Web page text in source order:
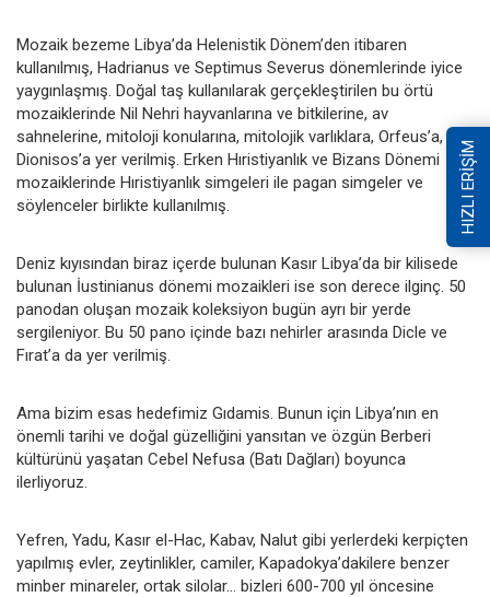
Mozaik bezeme Libya’da Helenistik Dönem’den itibaren
kullanılmış, Hadrianus ve Septimus Severus dönemlerinde iyice
yaygınlaşmış. Doğal taş kullanılarak gerçekleştirilen bu örtü
mozaiklerinde Nil Nehri hayvanlarına ve bitkilerine, av
sahnelerine, mitoloji konularına, mitolojik varlıklara, Orfeus’a,
Dionisos’a yer verilmiş. Erken Hıristiyanlık ve Bizans Dönemi
mozaiklerinde Hıristiyanlık simgeleri ile pagan simgeler ve
söylenceler birlikte kullanılmış.
Deniz kıyısından biraz içerde bulunan Kasır Libya’da bir kilisede
bulunan İustinianus dönemi mozaikleri ise son derece ilginç. 50
panodan oluşan mozaik koleksiyon bugün ayrı bir yerde
sergileniyor. Bu 50 pano içinde bazı nehirler arasında Dicle ve
Fırat’a da yer verilmiş.
Ama bizim esas hedefimiz Gıdamis. Bunun için Libya’nın en
önemli tarihi ve doğal güzelliğini yansıtan ve özgün Berberi
kültürünü yaşatan Cebel Nefusa (Batı Dağları) boyunca
ilerliyoruz.
Yefren, Yadu, Kasır el-Hac, Kabav, Nalut gibi yerlerdeki kerpiçten
yapılmış evler, zeytinlikler, camiler, Kapadokya’dakilere benzer
minber minareler, ortak silolar... bizleri 600-700 yıl öncesine
HIZLI ERİŞİM